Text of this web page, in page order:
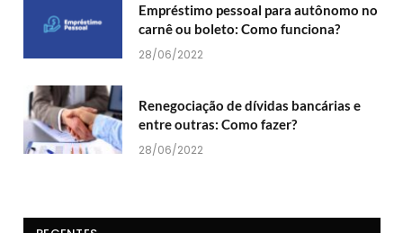
Empréstimo pessoal para autônomo no
carnê ou boleto: Como funciona?
28/06/2022
Renegociação de dívidas bancárias e
entre outras: Como fazer?
28/06/2022